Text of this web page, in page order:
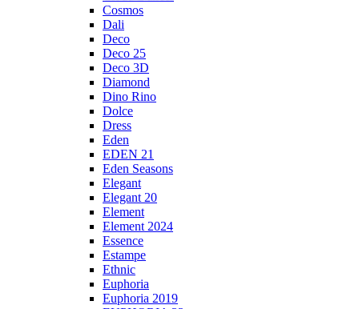
Cosmos
Dali
Deco
Deco 25
Deco 3D
Diamond
Dino Rino
Dolce
Dress
Eden
EDEN 21
Eden Seasons
Elegant
Elegant 20
Element
Element 2024
Essence
Estampe
Ethnic
Euphoria
Euphoria 2019